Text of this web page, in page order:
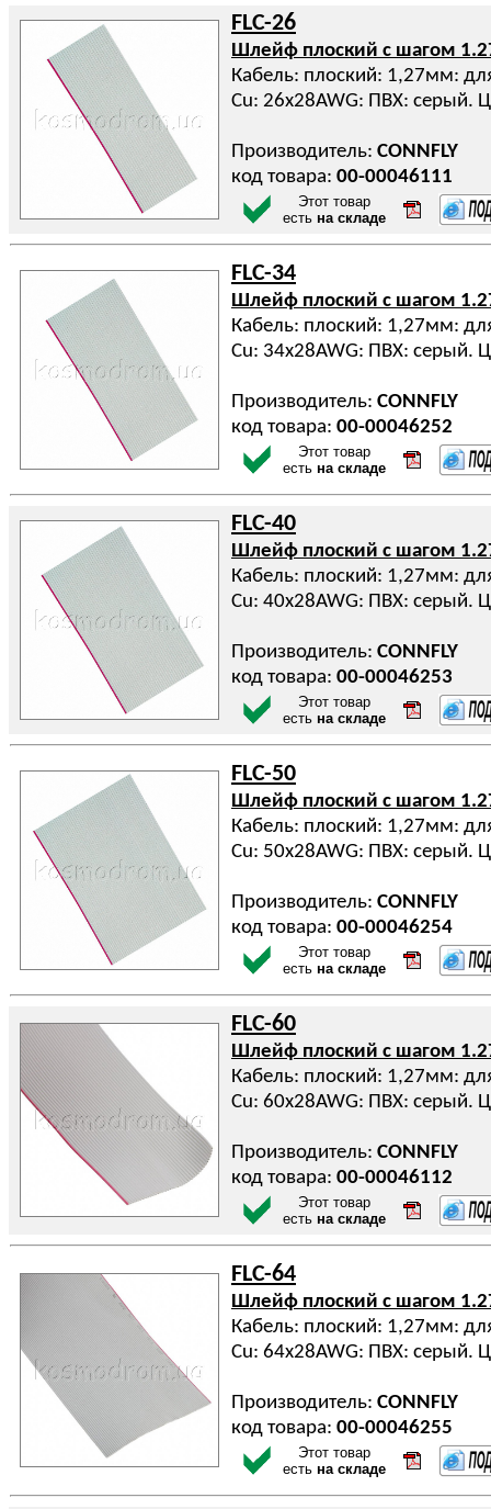
FLC-26
Шлейф плоский с шагом
Кабель: плоский: 1,27мм:
Cu: 26x28AWG: ПВХ: серый.
Производитель: CONNFLY
код товара: 00-00046111
Этот товар
есть на складе
FLC-34
Шлейф плоский с шагом
Кабель: плоский: 1,27мм:
Cu: 34x28AWG: ПВХ: серый.
Производитель: CONNFLY
код товара: 00-00046252
Этот товар
есть на складе
FLC-40
Шлейф плоский с шагом
Кабель: плоский: 1,27мм:
Cu: 40x28AWG: ПВХ: серый.
Производитель: CONNFLY
код товара: 00-00046253
Этот товар
есть на складе
FLC-50
Шлейф плоский с шагом
Кабель: плоский: 1,27мм:
Cu: 50x28AWG: ПВХ: серый.
Производитель: CONNFLY
код товара: 00-00046254
Этот товар
есть на складе
FLC-60
Шлейф плоский с шагом
Кабель: плоский: 1,27мм:
Cu: 60x28AWG: ПВХ: серый.
Производитель: CONNFLY
код товара: 00-00046112
Этот товар
есть на складе
FLC-64
Шлейф плоский с шагом
Кабель: плоский: 1,27мм:
Cu: 64x28AWG: ПВХ: серый.
Производитель: CONNFLY
код товара: 00-00046255
Этот товар
есть на складе